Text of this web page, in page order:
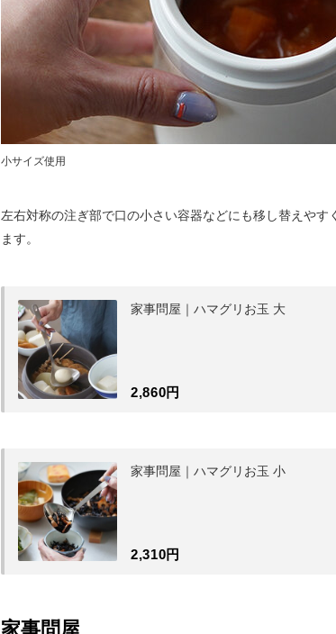
小サイズ使用
左右対称の注ぎ部で口の小さい容器などにも移し替えや
ます。
家事問屋｜ハマグリお玉 大
2,860円
家事問屋｜ハマグリお玉 小
2,310円
家事問屋